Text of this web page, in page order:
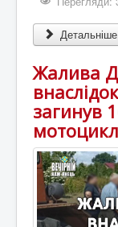
Жалива
загинув